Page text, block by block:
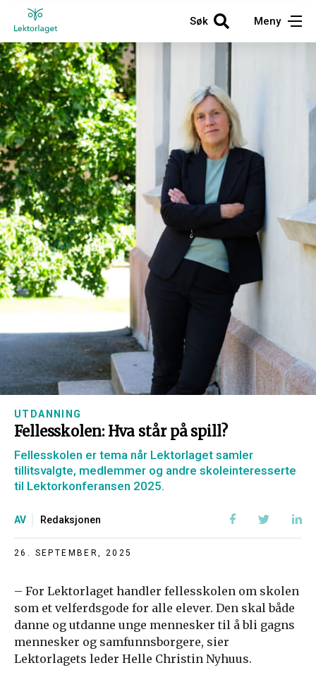
Søk Meny
UTDANNING
Fellesskolen: Hva står på spill?
Fellesskolen er tema når Lektorlaget samler
tillitsvalgte, medlemmer og andre skoleinteresserte
til Lektorkonferansen 2025.
AV Redaksjonen
26. SEPTEMBER, 2025
– For Lektorlaget handler fellesskolen om skolen
som et velferdsgode for alle elever. Den skal både
danne og utdanne unge mennesker til å bli gagns
mennesker og samfunnsborgere, sier
Lektorlagets leder Helle Christin Nyhuus.